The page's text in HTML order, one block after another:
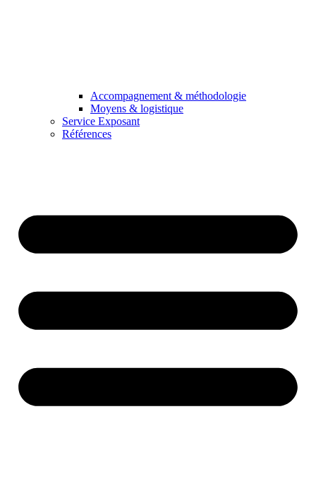
Accompagnement & méthodologie
Moyens & logistique
Service Exposant
Références